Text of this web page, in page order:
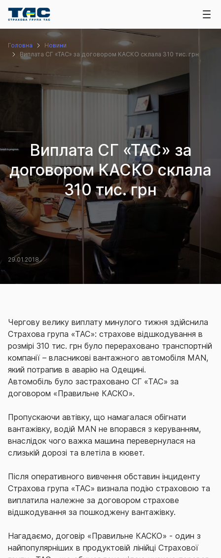
Головна
Новини
Виплата СГ «ТАС» за договором КАСКО склала 310 тис. грн
Виплата СГ «ТАС» за
договором КАСКО склала
310 тис. грн
29.01.2018
Чергову велику виплату минулого тижня здійснила
Страхова група «ТАС»: страхове відшкодування в
розмірі 310 тис. грн було перераховано транспортній
компанії – власникові вантажного автомобіля MAN,
який потрапив в аварію на Одещині.
Автомобіль було застраховано СГ «ТАС» за
договором «Правильне КАСКО».
Пропускаючи автівку, що намагалася обігнати
вантажівку, водій MAN не впорався з керуванням,
внаслідок чого важка машина перевернулася на
слизькій дорозі та влетіла в кювет.
Після оперативного вивчення обставин інциденту
Страхова група «ТАС» визнала подію страховою та
виплатила належне за договором страхове
відшкодування за пошкоджену вантажівку.
Нагадаємо, договір «Правильне КАСКО» - один з
найпопулярніших в продуктовій лінійці Страхової